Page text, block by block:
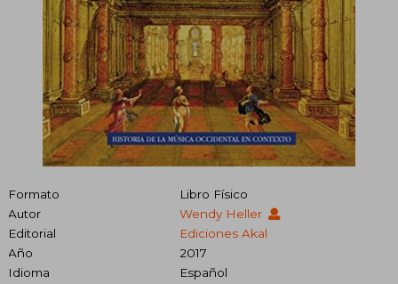
Formato
Libro Físico
Autor
Wendy Heller
Editorial
Ediciones Akal
Año
2017
Idioma
Español